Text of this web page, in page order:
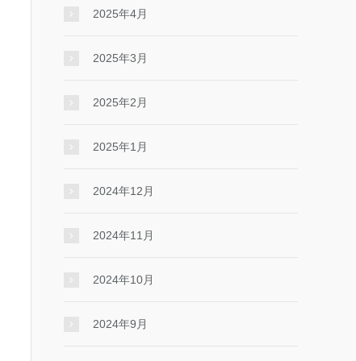
2025年4月
2025年3月
2025年2月
2025年1月
2024年12月
2024年11月
2024年10月
2024年9月